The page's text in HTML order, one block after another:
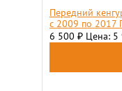
​Передний
с 2009 по 2017
6 500 ₽ Цена: 5